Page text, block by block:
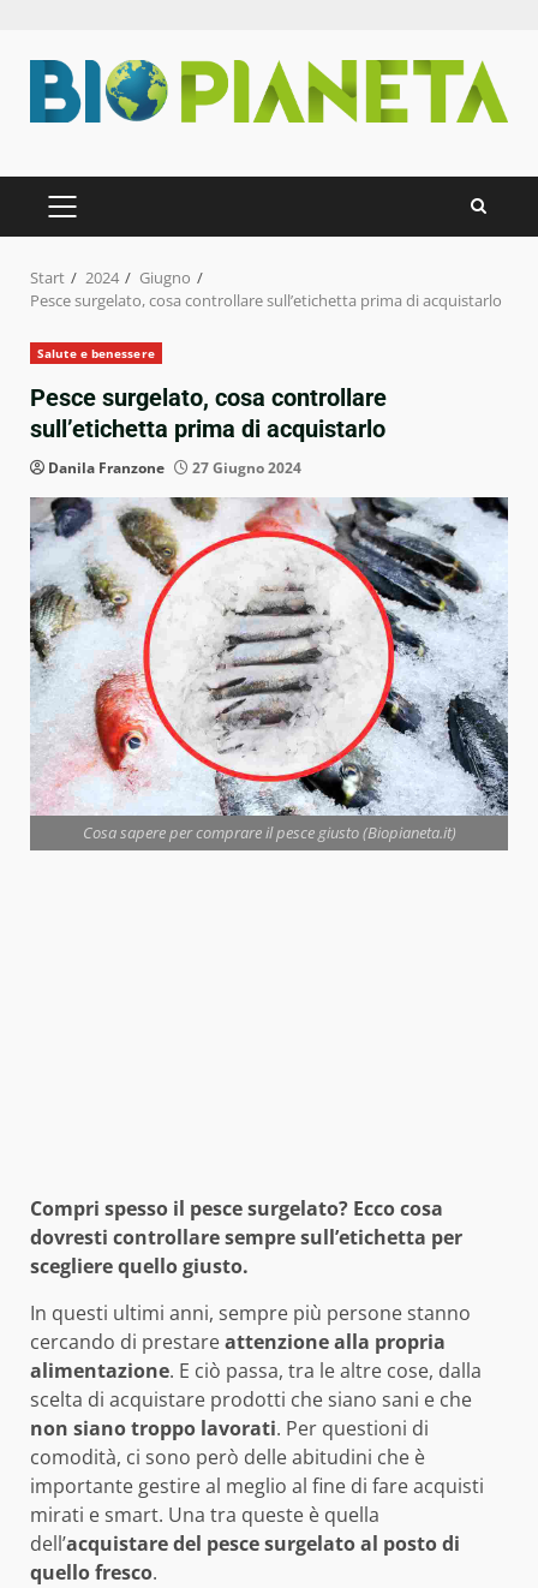
Inhalt
springen
PRIMÄRES
MENÜ
Start 2024
Giugno
Pesce surgelato, cosa controllare sull’etichetta prima di acquistarlo
Salute e benessere
Pesce surgelato, cosa controllare
sull’etichetta prima di acquistarlo
Danila Franzone 27 Giugno 2024
Cosa sapere per comprare il pesce giusto (Biopianeta.it)
Compri spesso il pesce surgelato? Ecco cosa
dovresti controllare sempre sull’etichetta per
scegliere quello giusto.
In questi ultimi anni, sempre più persone stanno
cercando di prestareattenzione alla propria
alimentazione. E ciò passa, tra le altre cose, dalla
scelta di acquistare prodotti che siano sani e che
non siano troppo lavorati. Per questioni di
comodità, ci sono però delle abitudini che è
importante gestire al meglio al fine di fare acquisti
mirati e smart. Una tra queste è quella
dell’acquistare del pesce surgelato al posto di
quello fresco.